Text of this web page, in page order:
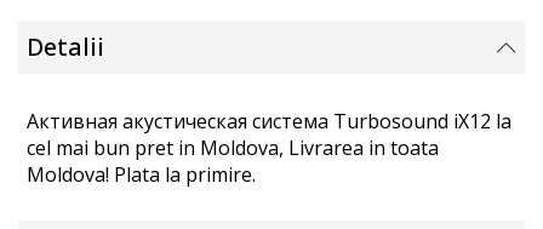
Detalii
Активная акустическая система Turbosound iX12 la
cel mai bun pret in Moldova, Livrarea in toata
Moldova! Plata la primire.